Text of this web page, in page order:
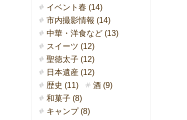
イベント春 (14)
市内撮影情報 (14)
中華・洋食など (13)
スイーツ (12)
聖徳太子 (12)
日本遺産 (12)
歴史 (11)
酒 (9)
和菓子 (8)
キャンプ (8)